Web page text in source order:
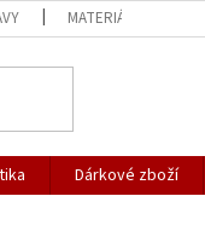
MATERIÁLY OBLEČENÍ
Dárkové zboží